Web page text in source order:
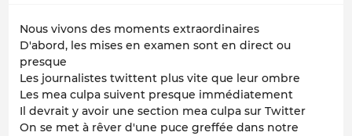
Nous vivons des moments extraordinaires
D'abord, les mises en examen sont en direct ou
presque
Les journalistes twittent plus vite que leur ombre
Les mea culpa suivent presque immédiatement
Il devrait y avoir une section mea culpa sur Twitter
On se met à rêver d'une puce greffée dans notre